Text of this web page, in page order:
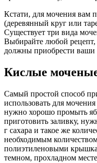
Кстати, для мочения вам
(деревянный круг или
Существует три вида
Выбирайте любой рецепт,
должны приобрести ваши
Кислые
Самый простой способ
использовать для
нужно хорошо промыть
приготовить заливку,
г сахара и такое же
необходимым
полиэтиленовыми
темном, прохладном